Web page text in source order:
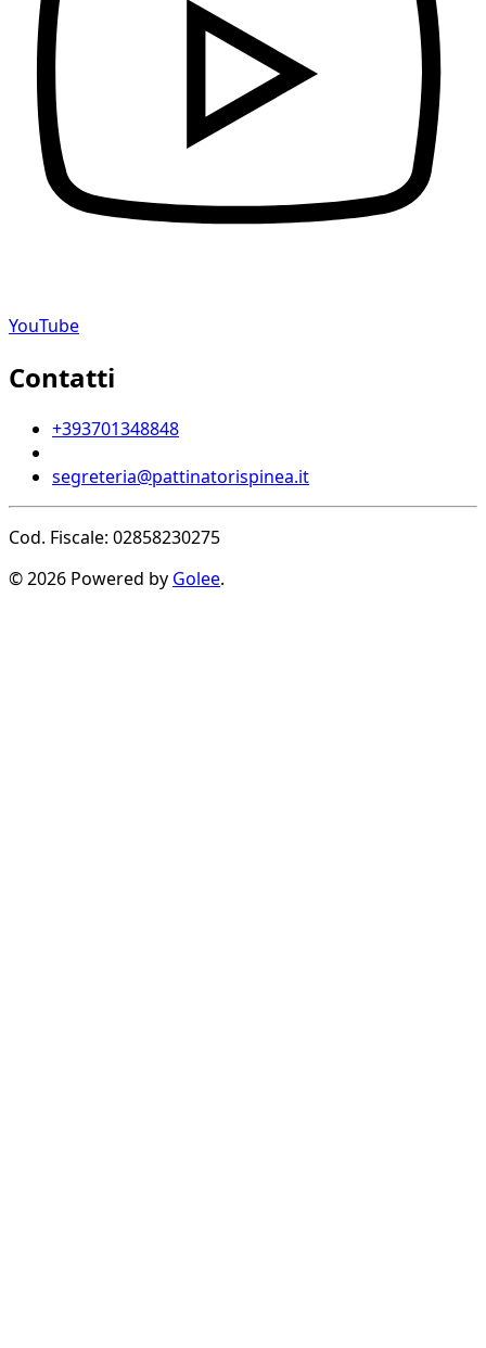
YouTube
Contatti
+393701348848
segreteria@pattinatorispinea.it
Cod. Fiscale: 02858230275
© 2026 Powered by Golee.